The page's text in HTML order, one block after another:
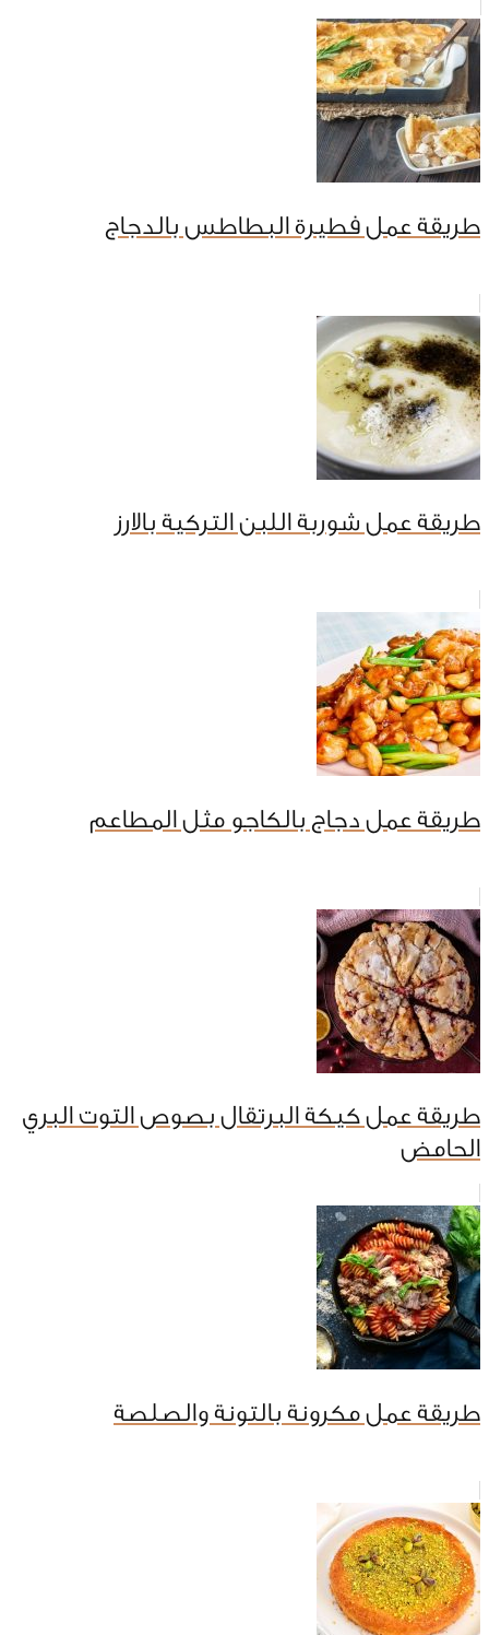
طريقة عمل فطيرة البطاطس بالدجاج
طريقة عمل شوربة اللبن التركية بالارز
طريقة عمل دجاج بالكاجو مثل المطاعم
طريقة عمل كيكة البرتقال بصوص التوت البري
الحامض
طريقة عمل مكرونة بالتونة والصلصة